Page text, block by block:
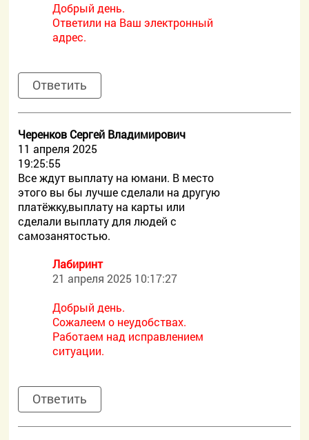
Добрый день.
Ответили на Ваш электронный
адрес.
Ответить
Черенков Сергей Владимирович
11 апреля 2025
19:25:55
Все ждут выплату на юмани. В место
этого вы бы лучше сделали на другую
платёжку,выплату на карты или
сделали выплату для людей с
самозанятостью.
Лабиринт
21 апреля 2025 10:17:27
Добрый день.
Сожалеем о неудобствах.
Работаем над исправлением
ситуации.
Ответить